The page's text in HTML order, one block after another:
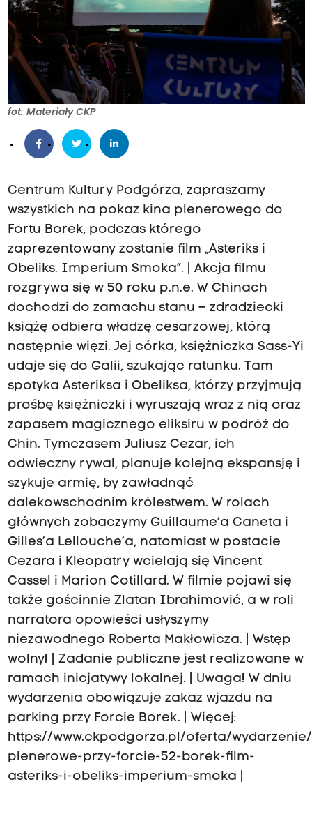
fot. Materiały CKP
Centrum Kultury Podgórza, zapraszamy
wszystkich na pokaz kina plenerowego do
Fortu Borek, podczas którego
zaprezentowany zostanie film „Asteriks i
Obeliks. Imperium Smoka”. | Akcja filmu
rozgrywa się w 50 roku p.n.e. W Chinach
dochodzi do zamachu stanu – zdradziecki
książę odbiera władzę cesarzowej, którą
następnie więzi. Jej córka, księżniczka Sass-Yi
udaje się do Galii, szukając ratunku. Tam
spotyka Asteriksa i Obeliksa, którzy przyjmują
prośbę księżniczki i wyruszają wraz z nią oraz
zapasem magicznego eliksiru w podróż do
Chin. Tymczasem Juliusz Cezar, ich
odwieczny rywal, planuje kolejną ekspansję i
szykuje armię, by zawładnąć
dalekowschodnim królestwem. W rolach
głównych zobaczymy Guillaume’a Caneta i
Gilles’a Lellouche’a, natomiast w postacie
Cezara i Kleopatry wcielają się Vincent
Cassel i Marion Cotillard. W filmie pojawi się
także gościnnie Zlatan Ibrahimović, a w roli
narratora opowieści usłyszymy
niezawodnego Roberta Makłowicza. | Wstęp
wolny! | Zadanie publiczne jest realizowane w
ramach inicjatywy lokalnej. | Uwaga! W dniu
wydarzenia obowiązuje zakaz wjazdu na
parking przy Forcie Borek. | Więcej:
https://www.ckpodgorza.pl/oferta/
plenerowe-przy-forcie-52-borek-film-
asteriks-i-obeliks-imperium-smoka |